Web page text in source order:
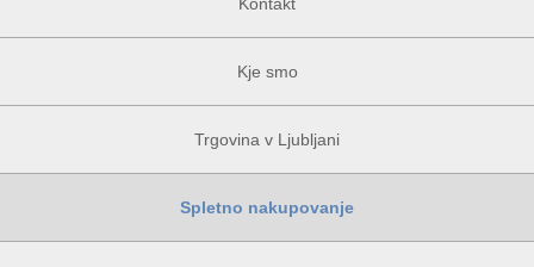
Kje smo
Trgovina v Ljubljani
Spletno nakupovanje